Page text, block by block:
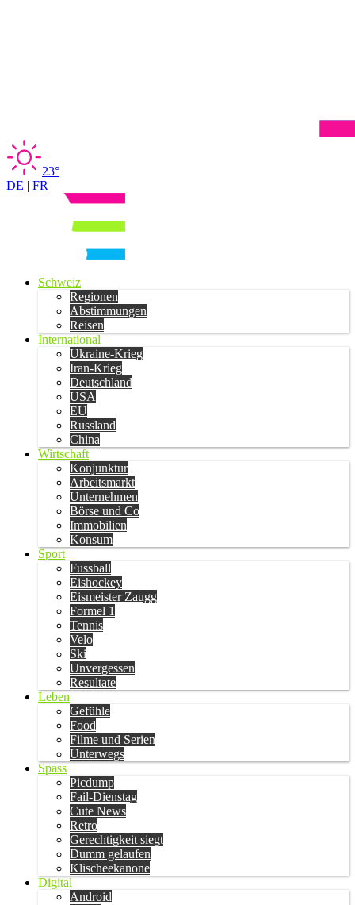
23°
DE | FR
Schweiz
Regionen
Abstimmungen
Reisen
International
Ukraine-Krieg
Iran-Krieg
Deutschland
USA
EU
Russland
China
Wirtschaft
Konjunktur
Arbeitsmarkt
Unternehmen
Börse und Co
Immobilien
Konsum
Sport
Fussball
Eishockey
Eismeister Zaugg
Formel 1
Tennis
Velo
Ski
Unvergessen
Resultate
Leben
Gefühle
Food
Filme und Serien
Unterwegs
Spass
Picdump
Fail-Dienstag
Cute News
Retro
Gerechtigkeit siegt
Dumm gelaufen
Klischeekanone
Digital
Android